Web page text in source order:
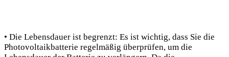
• Die Lebensdauer ist begrenzt: Es ist wichtig, dass Sie die
Photovoltaikbatterie regelmäßig überprüfen, um die